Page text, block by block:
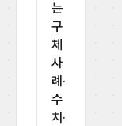
는
구
체
사
례·
수
치·